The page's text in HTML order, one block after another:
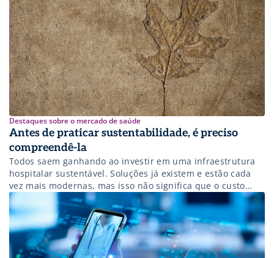
Destaques sobre o mercado de saúde
Antes de praticar sustentabilidade, é preciso
compreendê-la
Todos saem ganhando ao investir em uma infraestrutura
hospitalar sustentável. Soluções já existem e estão cada
vez mais modernas, mas isso não significa que o custo
seja necessariamente alto